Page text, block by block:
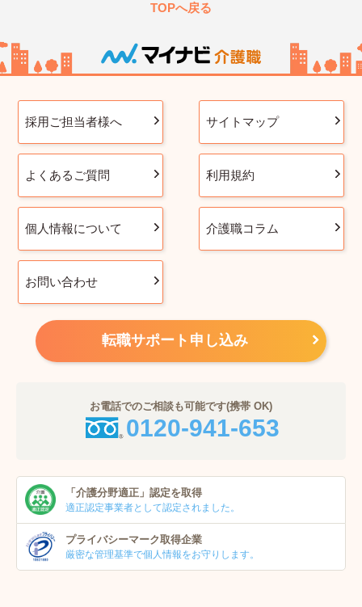
TOPへ戻る
採用ご担当者様へ サイトマップ
よくあるご質問 利用規約
個人情報について 介護職コラム
お問い合わせ
転職サポート申し込み
お電話でのご相談も可能です(携帯 OK)
0120-941-653
「介護分野適正」 認定を取得
適正認定事業者として認定されました。
プライバシーマーク取得企業
厳密な管理基準で個人情報をお守りします。